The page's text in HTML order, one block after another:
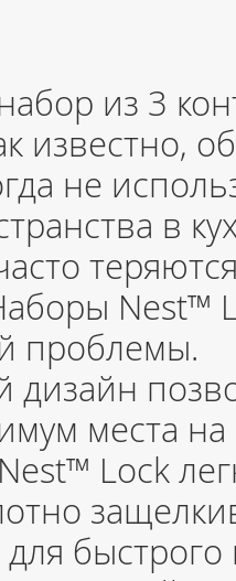
из 3
известно,
не
в
Nest™
проблемы.
места на
Lock